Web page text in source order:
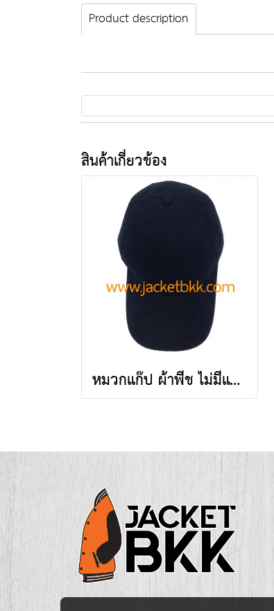
Product description
สินค้าเกี่ยวข้อง
หมวกแก๊ป ผ้าพีช ไม่มีแซนวิช ไม่เจาะรู สีกรมท่า